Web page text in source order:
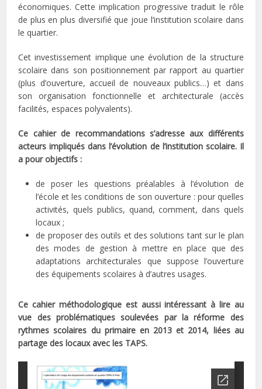
économiques. Cette implication progressive traduit le rôle
de plus en plus diversifié que joue l’institution scolaire dans
le quartier.
Cet investissement implique une évolution de la structure
scolaire dans son positionnement par rapport au quartier
(plus d’ouverture, accueil de nouveaux publics…) et dans
son organisation fonctionnelle et architecturale (accès
facilités, espaces polyvalents).
Ce cahier de recommandations s’adresse aux différents
acteurs impliqués dans l’évolution de l’institution scolaire. Il
a pour objectifs :
de poser les questions préalables à l’évolution de
l’école et les conditions de son ouverture : pour quelles
activités, quels publics, quand, comment, dans quels
locaux ;
de proposer des outils et des solutions tant sur le plan
des modes de gestion à mettre en place que des
adaptations architecturales que suppose l’ouverture
des équipements scolaires à d’autres usages.
Ce cahier méthodologique est aussi intéressant à lire au
vue des problématiques soulevées par la réforme des
rythmes scolaires du primaire en 2013 et 2014, liées au
partage des locaux avec les TAPS.